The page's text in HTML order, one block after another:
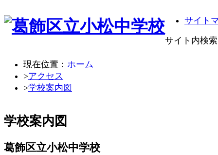
サイト
サイト内検索
現在位置： ホーム
>アクセス
>学校案内図
学校案内図
葛飾区立小松中学校